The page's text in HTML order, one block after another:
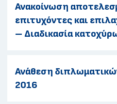
Ανακοίνωση
επιτυχόντες και
– Διαδικασία
Ανάθεση
2016